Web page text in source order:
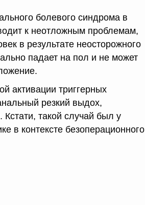
болевого синдрома в
к неотложным проблемам,
в результате неосторожного
падает на пол и не может
активации триггерных
резкий выдох,
такой случай был у
в контексте безоперационного